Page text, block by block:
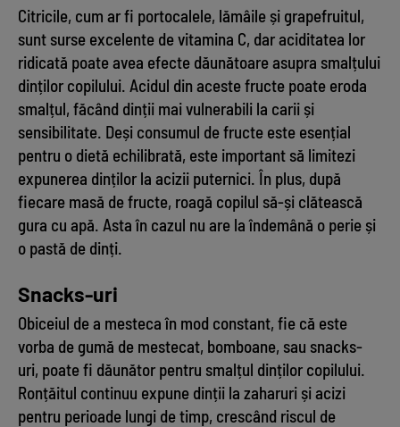
Citricile, cum ar fi portocalele, lămâile și grapefruitul,
sunt surse excelente de vitamina C, dar aciditatea lor
ridicată poate avea efecte dăunătoare asupra smalțului
dinților copilului. Acidul din aceste fructe poate eroda
smalțul, făcând dinții mai vulnerabili la carii și
sensibilitate. Deși consumul de fructe este esențial
pentru o dietă echilibrată, este important să limitezi
expunerea dinților la acizii puternici. În plus, după
fiecare masă de fructe, roagă copilul să-și clătească
gura cu apă. Asta în cazul nu are la îndemână o perie și
o pastă de dinți.
Snacks-uri
Obiceiul de a mesteca în mod constant, fie că este
vorba de gumă de mestecat, bomboane, sau snacks-
uri, poate fi dăunător pentru smalțul dinților copilului.
Ronțăitul continuu expune dinții la zaharuri și acizi
pentru perioade lungi de timp, crescând riscul de